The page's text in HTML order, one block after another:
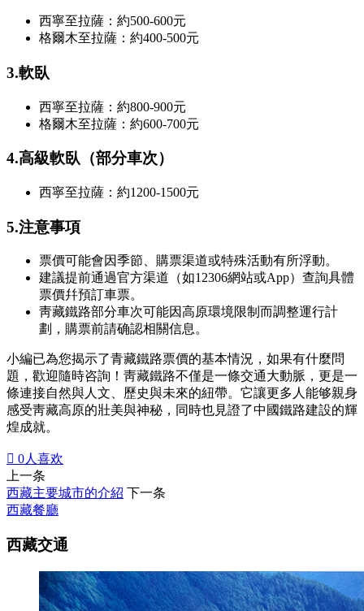
西寧至拉薩：約500-600元
格爾木至拉薩：約400-500元
3.軟臥
西寧至拉薩：約800-900元
格爾木至拉薩：約600-700元
4.高級軟臥（部分車次）
西寧至拉薩：約1200-1500元
5.注意事項
票價可能會因季節、購票渠道或特殊活動有所浮動。
建議提前通過官方渠道（如12306網站或App）查詢具體
票價幷預訂車票。
靑藏鐵路部分車次可能因高原環境限制而調整運行計
劃，購票前請确認相關信息。
小編已為您揭示了青藏鐵路票價的基本情況，如果有什麼問
題，歡迎隨時咨詢！靑藏鐵路不僅是一條交通大動脈，更是一
條連接自然與人文、歷史與未來的紐帶。它讓更多人能够親身
感受靑藏高原的壯美與神秘，同時也見證了中國鐵路建設的輝
煌成就。
 0人喜欢
上一条
西藏主要城市的介紹
下一条
西藏餐廳
西藏交通